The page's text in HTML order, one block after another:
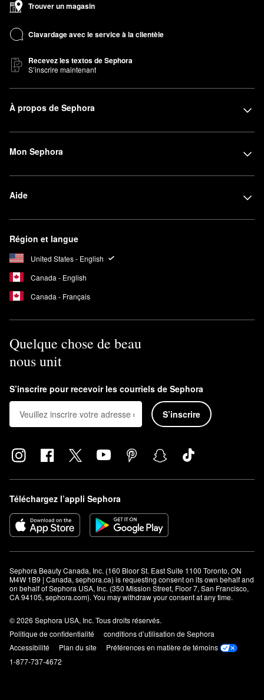
Trouver un magasin
Clavardage avec le service à la clientèle
Recevez les textos de Sephora
S’inscrire maintenant
À propos de Sephora
Mon Sephora
Aide
Région et langue
United States - English
Canada - English
Canada - Français
Quelque chose de beau
nous unit
S’inscrire pour recevoir les courriels de Sephora
S’inscrire
Téléchargez l’appli Sephora
Sephora Beauty Canada, Inc. (160 Bloor St. East Suite 1100 Toronto, ON
M4W 1B9 | Canada, sephora.ca) is requesting consent on its own behalf and
on behalf of Sephora USA, Inc. (350 Mission Street, Floor 7, San Francisco,
CA 94105, sephora.com). You may withdraw your consent at any time.
© 2026 Sephora USA, Inc. Tous droits réservés.
Politique de confidentialité
conditions d’utilisation de Sephora
Accessibilité
Plan du site
Préférences en matière de témoins
1-877-737-4672